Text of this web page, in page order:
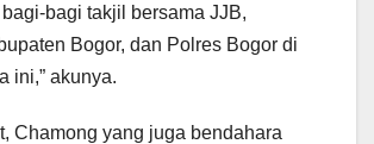
bagi takjil bersama JJB,
Bogor, dan Polres Bogor di
ini,” akunya.
Chamong yang juga bendahara